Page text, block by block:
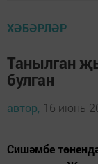
ХӘБӘРЛӘР
Танылган
булган
автор, 16 июнь
Сишәмбе